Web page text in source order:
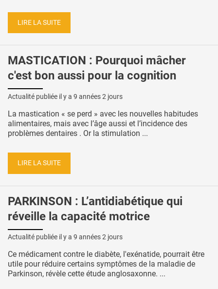
LIRE LA SUITE
MASTICATION : Pourquoi mâcher
c'est bon aussi pour la cognition
Actualité publiée il y a 9 années 2 jours
La mastication « se perd » avec les nouvelles habitudes
alimentaires, mais avec l’âge aussi et l’incidence des
problèmes dentaires . Or la stimulation ...
LIRE LA SUITE
PARKINSON : L’antidiabétique qui
réveille la capacité motrice
Actualité publiée il y a 9 années 2 jours
Ce médicament contre le diabète, l'exénatide, pourrait être
utile pour réduire certains symptômes de la maladie de
Parkinson, révèle cette étude anglosaxonne. ...